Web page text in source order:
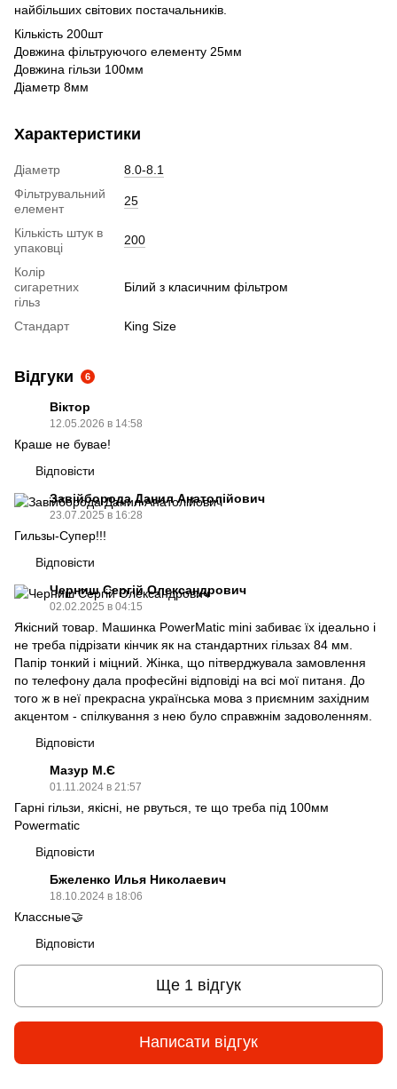
найбільших світових постачальників.
Кількість 200шт
Довжина фільтруючого елементу 25мм
Довжина гільзи 100мм
Діаметр 8мм
Характеристики
Діаметр
8.0-8.1
Фільтрувальний
елемент
25
Кількість штук в
упаковці
200
Колір
сигаретних
гільз
Білий з класичним фільтром
Стандарт King Size
Відгуки 6
Вiктор
12.05.2026 в 14:58
Краше не бувае!
Відповісти
Завійборода Данил Анатолійович
23.07.2025 в 16:28
Гильзы-Супер!!!
Відповісти
Черниш Сергій Олександрович
02.02.2025 в 04:15
Якісний товар. Машинка PowerMatic mini забиває їх ідеально і
не треба підрізати кінчик як на стандартних гільзах 84 мм.
Папір тонкий і міцний. Жінка, що пітверджувала замовлення
по телефону дала професйні відповіді на всі мої питаня. До
того ж в неї прекрасна українська мова з приємним західним
акцентом - спілкування з нею було справжнім задоволенням.
Відповісти
Мазур М.Є
01.11.2024 в 21:57
Гарні гільзи, якісні, не рвуться, те що треба під 100мм
Powermatic
Відповісти
Бжеленко Илья Николаевич
18.10.2024 в 18:06
Классные🤝
Відповісти
Ще 1 відгук
Написати відгук